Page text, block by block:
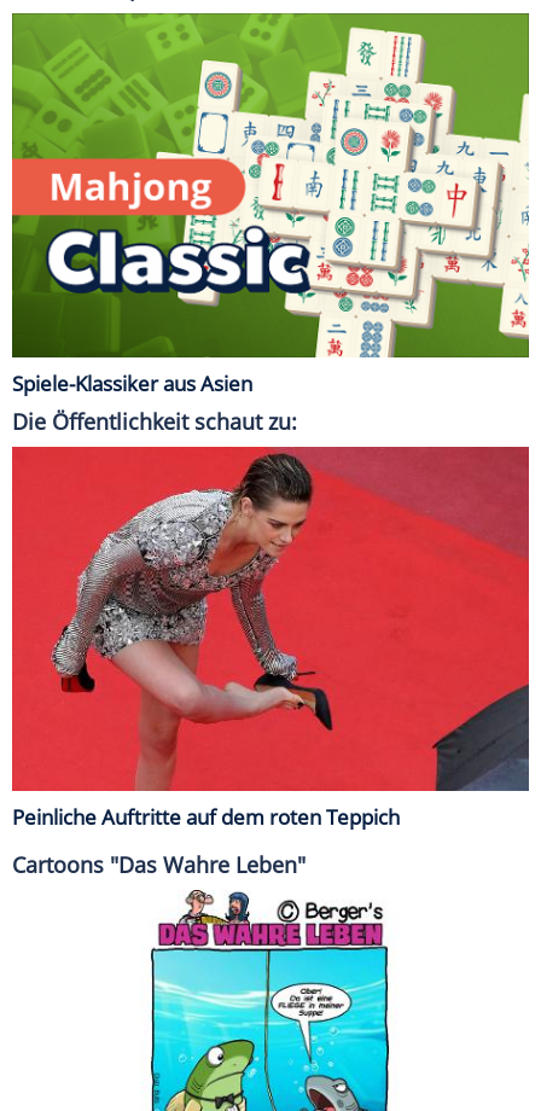
Spiele-Klassiker aus Asien
Die Öffentlichkeit schaut zu:
Peinliche Auftritte auf dem roten Teppich
Cartoons "Das Wahre Leben"